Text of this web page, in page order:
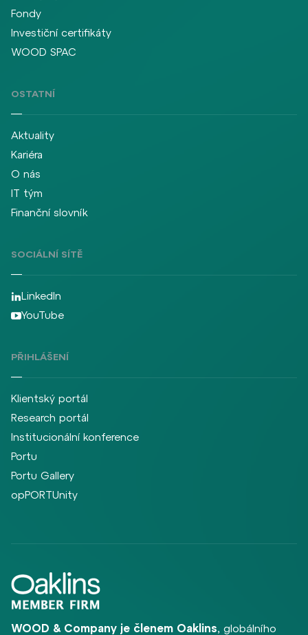
Fondy
Investiční certifikáty
WOOD SPAC
OSTATNÍ
Aktuality
Kariéra
O nás
IT tým
Finanční slovník
SOCIÁLNÍ SÍTĚ
LinkedIn
YouTube
PŘIHLÁŠENÍ
Klientský portál
Research portál
Institucionální konference
Portu
Portu Gallery
opPORTUnity
WOOD & Company je členem Oaklins, globálního